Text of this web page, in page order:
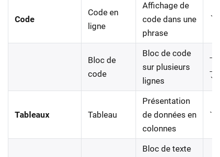
Code
Code en
ligne
Affichage de
code dans une
phrase
Bloc de
code
Bloc de code
sur plusieurs
lignes
Tableaux Tableau
Présentation
de données en
colonnes
`
Bloc de texte